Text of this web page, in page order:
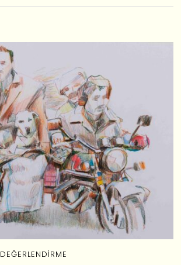
DEĞERLENDIRME